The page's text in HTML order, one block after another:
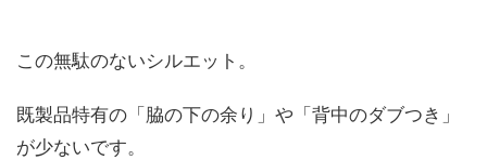
この無駄のないシルエット。
既製品特有の「脇の下の余り」や「背中のダブつき」
が少ないです。